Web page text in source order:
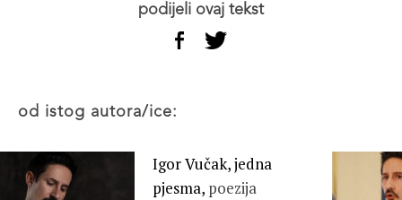
podijeli ovaj tekst
od istog autora/ice:
Igor Vučak, jedna
pjesma, poezija